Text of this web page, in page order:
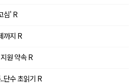
심' R
까지 R
원 약속 R
단수 초읽기 R